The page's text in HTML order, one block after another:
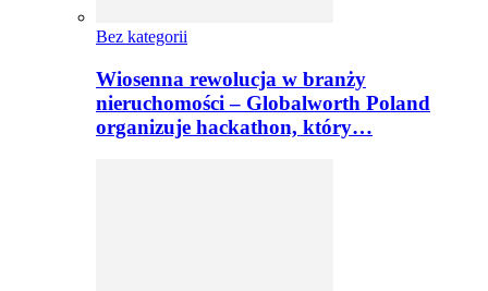
Bez kategorii
Wiosenna rewolucja w branży
nieruchomości – Globalworth Poland
organizuje hackathon, który…